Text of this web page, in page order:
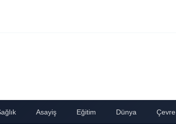
Asayiş Eğitim Dünya Çevre